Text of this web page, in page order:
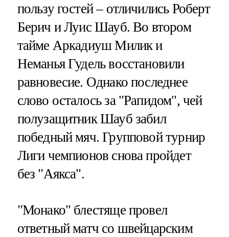
пользу гостей – отличились Роберт
Берич и Луис Шауб. Во втором
тайме Аркадиуш Милик и
Неманья Гудель восстановили
равновесие. Однако последнее
слово осталось за "Рапидом", чей
полузащитник Шауб забил
победный мяч. Групповой турнир
Лиги чемпионов снова пройдет
без "Аякса".
"Монако" блестяще провел
ответный матч со швейцарским